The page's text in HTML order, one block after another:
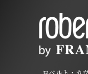
ロベルト・カ